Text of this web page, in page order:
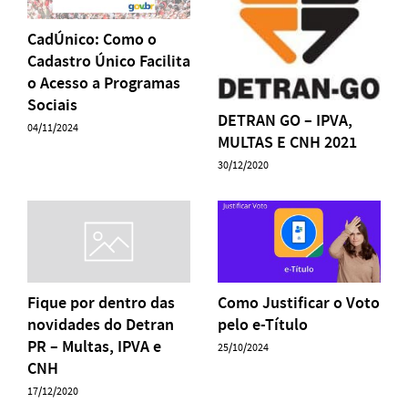
CadÚnico: Como o
Cadastro Único Facilita
o Acesso a Programas
Sociais
04/11/2024
DETRAN GO – IPVA,
MULTAS E CNH 2021
30/12/2020
Fique por dentro das
novidades do Detran
PR – Multas, IPVA e
CNH
17/12/2020
Como Justificar o Voto
pelo e-Título
25/10/2024